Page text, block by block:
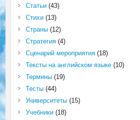
Статьи(43)
Стихи(13)
Страны(12)
Стратегия(4)
Сценарий мероприятия(18)
Тексты на английском языке(10)
Термины(19)
Тесты(44)
Университеты(15)
Учебники(18)